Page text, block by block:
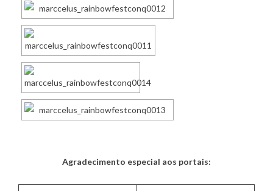
Agradecimento especial aos portais: